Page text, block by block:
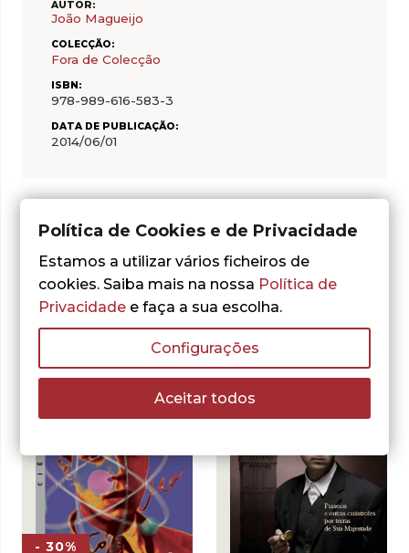
AUTOR:
João Magueijo
COLECÇÃO:
Fora de Colecção
ISBN:
978-989-616-583-3
DATA DE PUBLICAÇÃO:
2014/06/01
Do mesmo autor
- 30%
Política de Cookies e de Privacidade
Estamos a utilizar vários ficheiros de
cookies. Saiba mais na nossa Política de
Privacidade e faça a sua escolha.
Configurações
Aceitar todos